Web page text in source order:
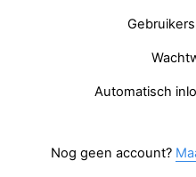
Automatisch
Nog geen account?